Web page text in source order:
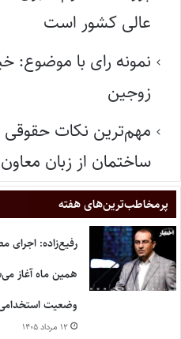
عالی کشور است
نمونه رای با موضوع:
زوجین
مهم‌ترین نکات
ساختمان از زبان
پر‌مخاطب‌ترین‌های هفته
رفیع‌زاده: اجرای
همین ماه آغاز
وضعیت
۱۲ مرداد ۱۴۰۵